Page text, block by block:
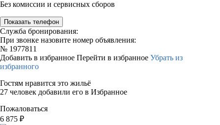
Без комиссии и сервисных сборов
Показать телефон
Служба бронирования:
При звонке назовите номер объявления:
№ 1977811
Добавить в избранное Перейти в избранное Убрать из
избранного
Гостям нравится это жильё
27 человек добавили его в Избранное
Пожаловаться
6 875 ₽